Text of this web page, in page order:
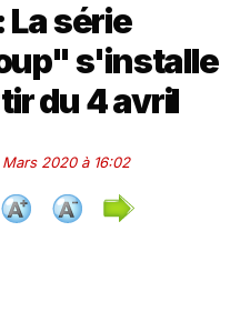
série
s'installe
du 4 avril
2020 à 16:02